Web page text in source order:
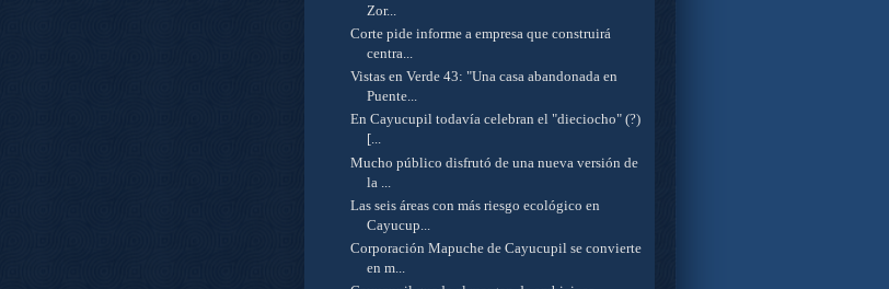
Zor...
Corte pide informe a empresa que construirá
centra...
Vistas en Verde 43: "Una casa abandonada en
Puente...
En Cayucupil todavía celebran el "dieciocho" (?)
[...
Mucho público disfrutó de una nueva versión de
la ...
Las seis áreas con más riesgo ecológico en
Cayucup...
Corporación Mapuche de Cayucupil se convierte
en m...